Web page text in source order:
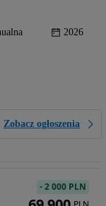
2026
Zobacz ogłoszenia
-2 000 PLN